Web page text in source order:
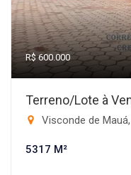
R$ 600.000
Terreno/Lote à
Visconde de
5317 M²